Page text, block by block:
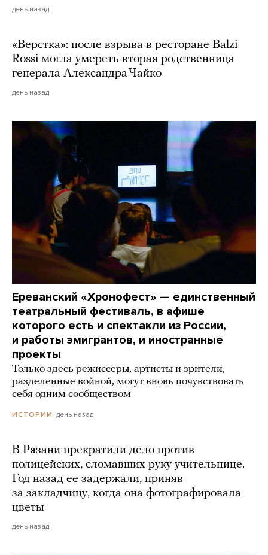
день назад
«Верстка»: после взрыва в ресторане Balzi
Rossi могла умереть вторая родственница
генерала Александра Чайко
день назад
Ереванский «Хронофест» — единственный
театральный фестиваль, в афише
которого есть и спектакли из России,
и работы эмигрантов, и иностранные
проекты
Только здесь режиссеры, артисты и зрители,
разделенные войной, могут вновь почувствовать
себя одним сообществом
ИСТОРИИ день назад
В Рязани прекратили дело против
полицейских, сломавших руку учительнице.
Год назад ее задержали, приняв
за закладчицу, когда она фотографировала
цветы
день назад